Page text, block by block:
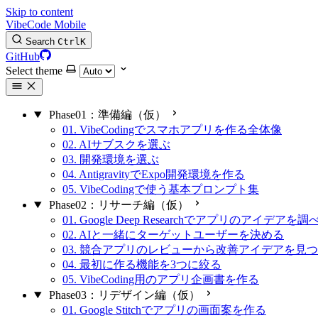
Skip to content
VibeCode Mobile
Search CtrlK
GitHub
Select theme
Phase01：準備編（仮）
01. VibeCodingでスマホアプリを作る全体像
02. AIサブスクを選ぶ
03. 開発環境を選ぶ
04. AntigravityでExpo開発環境を作る
05. VibeCodingで使う基本プロンプト集
Phase02：リサーチ編（仮）
01. Google Deep Researchでアプリのアイデアを調
02. AIと一緒にターゲットユーザーを決める
03. 競合アプリのレビューから改善アイデアを見
04. 最初に作る機能を3つに絞る
05. VibeCoding用のアプリ企画書を作る
Phase03：リデザイン編（仮）
01. Google Stitchでアプリの画面案を作る